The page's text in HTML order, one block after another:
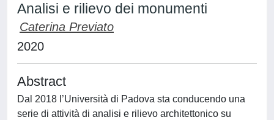
Analisi e rilievo dei monumenti
Caterina Previato
2020
Abstract
Dal 2018 l’Università di Padova sta conducendo una
serie di attività di analisi e rilievo architettonico su